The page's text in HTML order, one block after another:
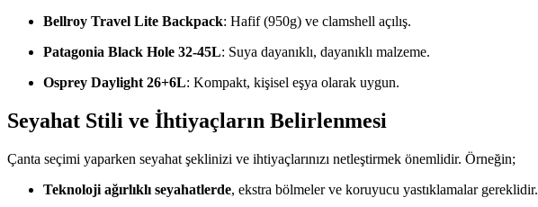
Bellroy Travel Lite Backpack: Hafif (950g) ve clamshell açılış.
Patagonia Black Hole 32-45L: Suya dayanıklı, dayanıklı malzeme.
Osprey Daylight 26+6L: Kompakt, kişisel eşya olarak uygun.
Seyahat Stili ve İhtiyaçların Belirlenmesi
Çanta seçimi yaparken seyahat şeklinizi ve ihtiyaçlarınızı netleştirmek önemlidir. Örneğin;
Teknoloji ağırlıklı seyahatlerde, ekstra bölmeler ve koruyucu yastıklamalar gereklidir.